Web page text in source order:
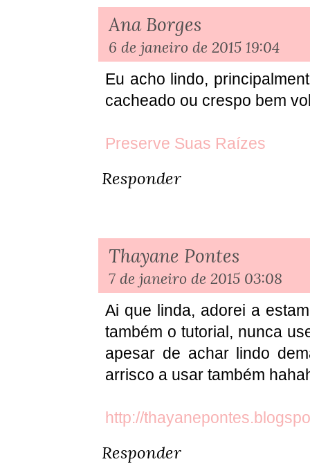
Ana Borges
6 de janeiro de 2015 19:04
Eu acho lindo,
cacheado ou crespo bem
Preserve Suas Raízes
Responder
Thayane Pontes
7 de janeiro de 2015 03:08
Ai que linda, adorei a
também o tutorial, nunca
apesar de achar lindo
arrisco a usar também
http://
Responder